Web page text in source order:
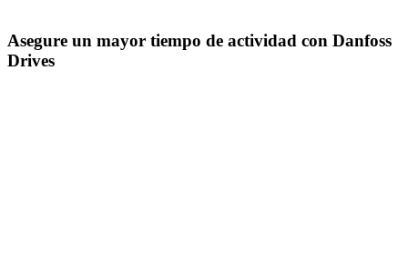
Asegure un mayor tiempo de actividad con Danfoss
Drives